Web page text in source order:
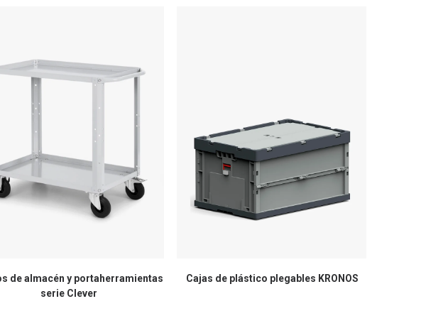
de almacén y portaherramientas
serie Clever
Cajas de plástico plegables KRONOS